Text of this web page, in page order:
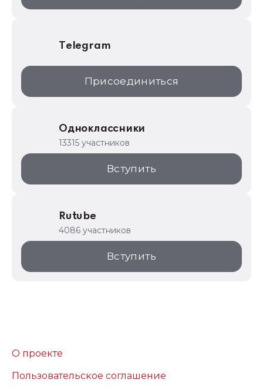
Telegram
Присоединиться
Одноклассники
13315 участников
Вступить
Rutube
4086 участников
Вступить
О проекте
Пользовательское соглашение